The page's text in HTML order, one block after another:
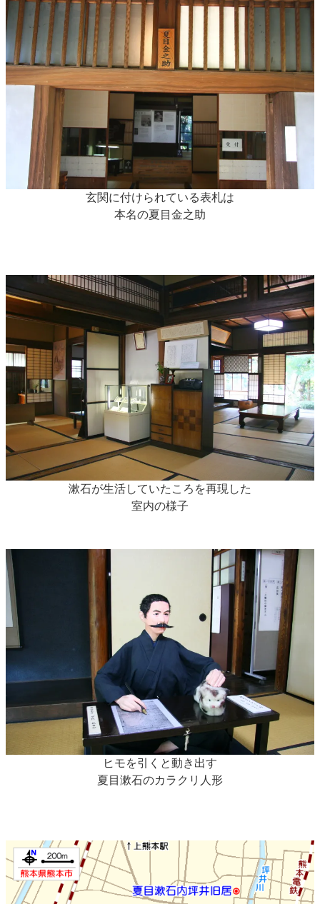
玄関に付けられている表札は
本名の夏目金之助
漱石が生活していたころを再現した
室内の様子
ヒモを引くと動き出す
夏目漱石のカラクリ人形